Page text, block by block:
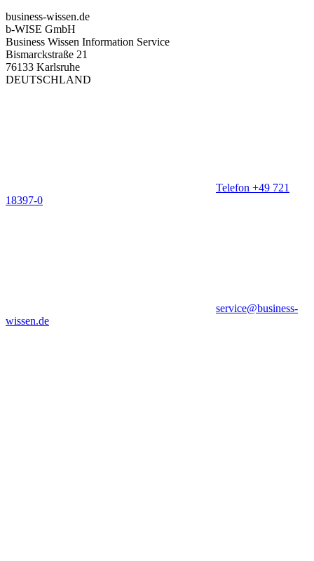
business-wissen.de
b-WISE GmbH
Business Wissen Information Service
Bismarckstraße 21
76133 Karlsruhe
DEUTSCHLAND
Telefon +49 721
18397-0
service@business-
wissen.de